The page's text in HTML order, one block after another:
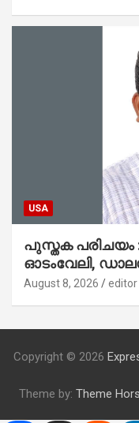
USA
പുസ്തക പരിചയം
ഓടംവേലി,
August 8, 2026 editor
Copyright © 2026
Theme by: Theme